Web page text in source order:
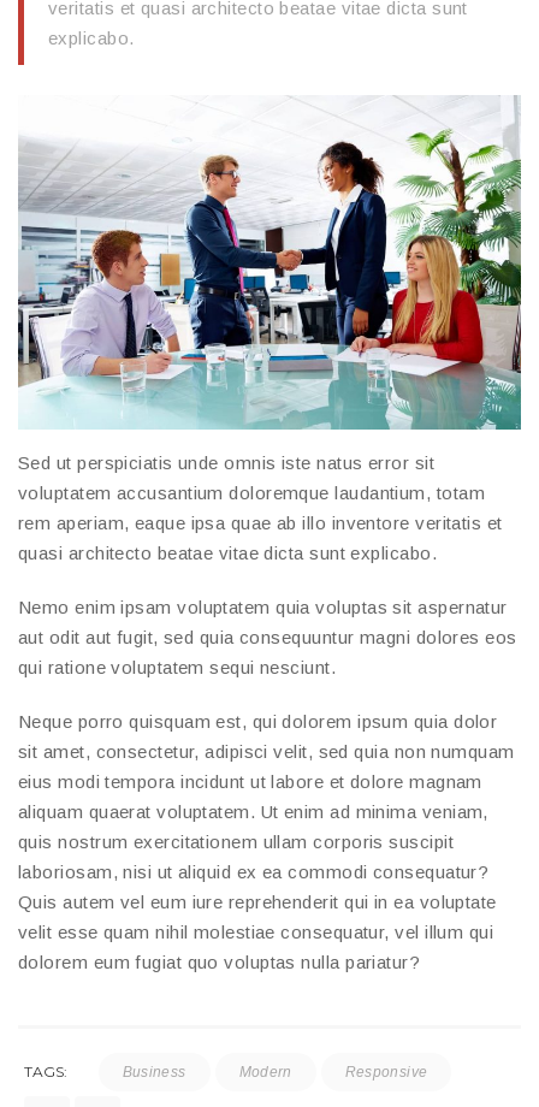
veritatis et quasi architecto beatae vitae dicta sunt
explicabo.
Sed ut perspiciatis unde omnis iste natus error sit
voluptatem accusantium doloremque laudantium, totam
rem aperiam, eaque ipsa quae ab illo inventore veritatis et
quasi architecto beatae vitae dicta sunt explicabo.
Nemo enim ipsam voluptatem quia voluptas sit aspernatur
aut odit aut fugit, sed quia consequuntur magni dolores eos
qui ratione voluptatem sequi nesciunt.
Neque porro quisquam est, qui dolorem ipsum quia dolor
sit amet, consectetur, adipisci velit, sed quia non numquam
eius modi tempora incidunt ut labore et dolore magnam
aliquam quaerat voluptatem. Ut enim ad minima veniam,
quis nostrum exercitationem ullam corporis suscipit
laboriosam, nisi ut aliquid ex ea commodi consequatur?
Quis autem vel eum iure reprehenderit qui in ea voluptate
velit esse quam nihil molestiae consequatur, vel illum qui
dolorem eum fugiat quo voluptas nulla pariatur?
TAGS: Business Modern Responsive